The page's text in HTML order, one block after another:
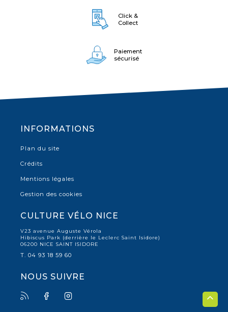
Click &
Collect
Paiement
sécurisé
INFORMATIONS
Plan du site
Crédits
Mentions légales
Gestion des cookies
CULTURE VÉLO NICE
V23 avenue Auguste Vérola
Hibiscus Park (derrière le Leclerc Saint Isidore)
06200 NICE SAINT ISIDORE
T. 04 93 18 59 60
NOUS SUIVRE